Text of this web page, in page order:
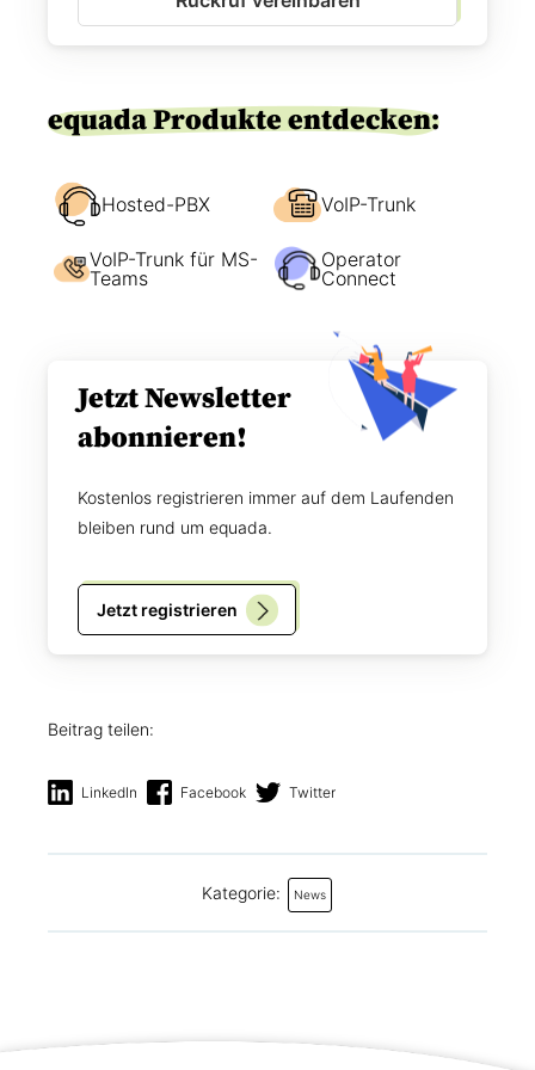
i
e
e
c
i
n
r
n
equada Produkte entdecken:
Hosted-PBX VoIP-Trunk
VoIP-Trunk für MS-
Teams
Operator
Connect
Jetzt Newsletter
abonnieren!
Kostenlos registrieren immer auf dem Laufenden
bleiben rund um equada.
Jetzt registrieren
Beitrag teilen:
LinkedIn Facebook Twitter
Kategorie: News